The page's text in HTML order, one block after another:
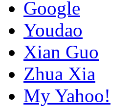
Google
Youdao
Xian Guo
Zhua Xia
My Yahoo!